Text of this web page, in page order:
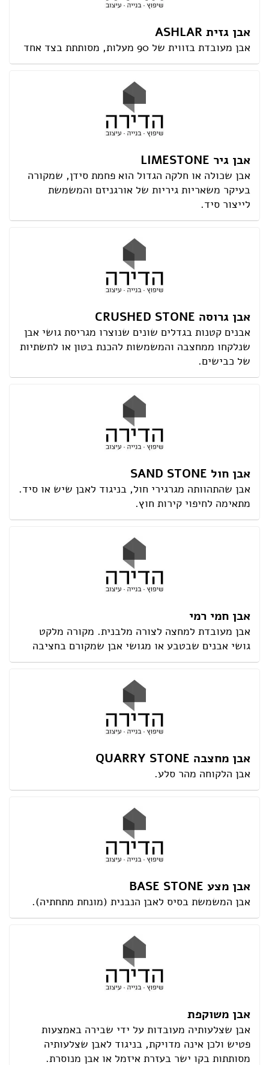
אבן גזית ASHLAR
אבן מעובדת בזווית של 90 מעלות, מסותתת בצד אחד
אבן גיר LIMESTONE
אבן שכולה או חלקה הגדול הוא פחמת סידן, שמקורה
בעיקר משאריות גיריות של אורגניזם והמשמשת
לייצור סיד.
אבן גרוסה CRUSHED STONE
אבנים קטנות בגדלים שונים שנוצרו מגריסת גושי אבן
שנלקחו ממחצבה והמשמשות להכנת בטון או לתשתיות
של כבישים.
אבן חול SAND STONE
אבן שהתהוותה מגרגירי חול, בניגוד לאבן שיש או סיד.
מתאימה לחיפוי קירות חוץ.
אבן חמי רמי
אבן מעובדת למחצה לצורה מלבנית. מקורה מלקט
גושי אבנים שבטבע או מגושי אבן שמקורם בחציבה
אבן מחצבה QUARRY STONE
אבן הלקוחה מהר סלע.
אבן מצע BASE STONE
אבן המשמשת בסיס לאבן הנבנית (מונחת מתחתיה).
אבן משוקפת
אבן שצלעותיה מעובדות על ידי שבירה באמצעות
פטיש ולכן אינה מדויקת, בניגוד לאבן שצלעותיה
מסותתות בקו ישר בעזרת איזמל או אבן מנוסרת.